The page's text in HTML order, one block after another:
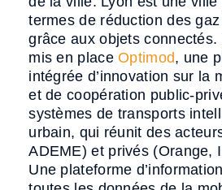
termes de réduction des
grâce aux objets
mis en placeOptimod, une
intégrée d’innovation sur la
et de coopération public-
systèmes de transports
urbain, qui réunit des
ADEME) et privés (Orange,
Une plateforme